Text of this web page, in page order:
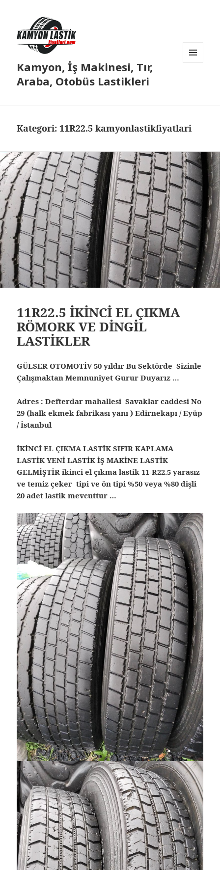
Kamyon, İş Makinesi, Tır,
Araba, Otobüs Lastikleri
Kategori:11R22.5 kamyonlastikfiyatlari
11R22.5 İKİNCİ EL ÇIKMA
RÖMORK VE DİNGİL
LASTİKLER
GÜLSER OTOMOTİV 50 yıldır Bu Sektörde Sizinle
Çalışmaktan Memnuniyet Gurur Duyarız …
Adres : Defterdar mahallesi Savaklar caddesi No
29 (halk ekmek fabrikası yanı ) Edirnekapı / Eyüp
/ İstanbul
İKİNCİ EL ÇIKMA LASTİK SIFIR KAPLAMA
LASTİK YENİ LASTİK İŞ MAKİNE LASTİK
GELMİŞTİR ikinci el çıkma lastik 11-R22.5 yarasız
ve temiz çeker tipi ve ön tipi %50 veya %80 dişli
20 adet lastik mevcuttur …